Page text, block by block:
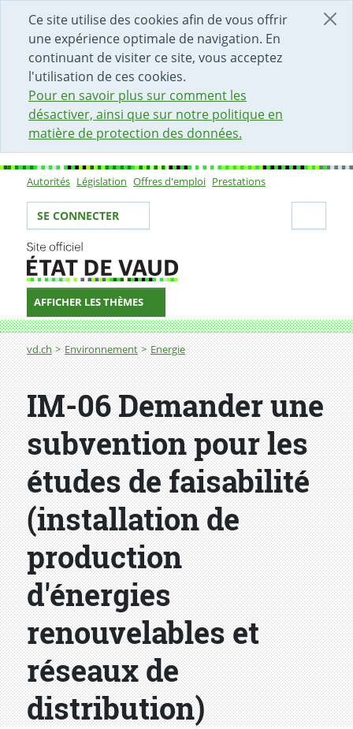
Ce site utilise des cookies afin de vous offrir
une expérience optimale de navigation. En
continuant de visiter ce site, vous acceptez
l'utilisation de ces cookies.
Pour en savoir plus sur comment les
désactiver, ainsi que sur notre politique en
matière de protection des données.
DÉBUT DU CONTENU DE LA PAGE
ACCÈS AU CHAMP DE RECHERCHE
PAGE D'ACCUEIL
FORMULAIRE DE CONTACT
Sous-navigation
Autorités Législation Offres d'emploi Prestations
Votre identité
SE CONNECTER
AFFICHER LES THÈMES
Fil d'Ariane
vd.ch Environnement Energie
IM-06 Demander une subvention pour les études de
IM-06 Demander une
subvention pour les
études de faisabilité
(installation de
production
d'énergies
renouvelables et
réseaux de
distribution)